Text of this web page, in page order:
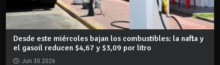
Desde este miércoles bajan los combustibles: la nafta y
el gasoil reducen $4,67 y $3,09 por litro
Jun 30 2026